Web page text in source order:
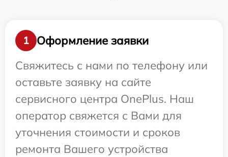
1
Оформление заявки
Свяжитесь с нами по телефону или
оставьте заявку на сайте
сервисного центра OnePlus. Наш
оператор свяжется с Вами для
уточнения стоимости и сроков
ремонта Вашего устройства